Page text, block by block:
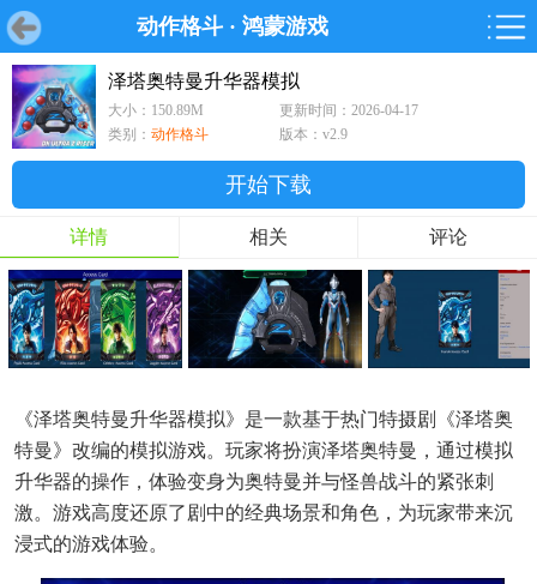
动作格斗 · 鸿蒙游戏
首页 游戏 软件 鸿蒙游戏
首页 游戏 软件 鸿蒙
游戏
鸿蒙
软件
专题
泽塔奥特曼升华器模拟
大小：150.89M
更新时间：2026-04-17
类别： 动作格斗 版本：v2.9
开始下载
详情 相关 评论
《泽塔奥特曼升华器模拟》是一款基于热门特摄剧《泽塔奥
特曼》改编的模拟游戏。玩家将扮演泽塔奥特曼，通过模拟
升华器的操作，体验变身为奥特曼并与怪兽战斗的紧张刺
激。游戏高度还原了剧中的经典场景和角色，为玩家带来沉
浸式的游戏体验。